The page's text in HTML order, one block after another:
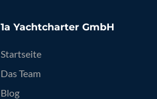
1a Yachtcharter GmbH
Startseite
Das Team
Blog